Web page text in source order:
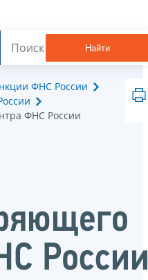
Найти
ФНС России
ФНС России